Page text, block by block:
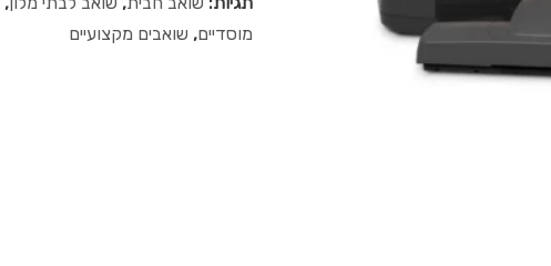
מוסדיים, שואבים מקצועיים